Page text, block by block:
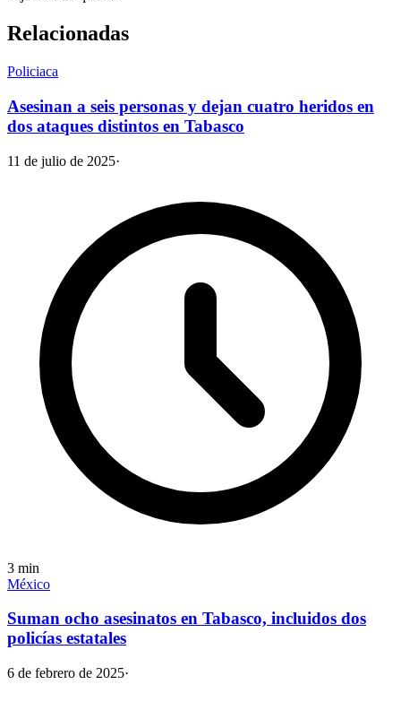
Relacionadas
Policiaca
Asesinan a seis personas y dejan cuatro heridos en
dos ataques distintos en Tabasco
11 de julio de 2025·
3 min
México
Suman ocho asesinatos en Tabasco, incluidos dos
policías estatales
6 de febrero de 2025·